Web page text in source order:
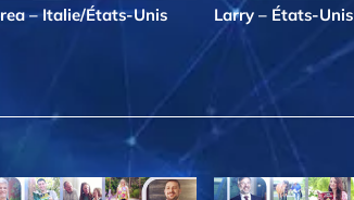
– Italie/États-Unis Larry – États-Unis